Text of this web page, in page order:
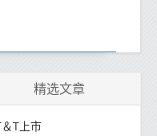
精选文章
T上市